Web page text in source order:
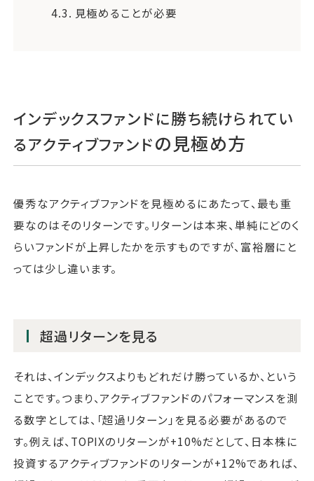
4.3. 見極めることが必要
インデックスファンドに勝ち続けられてい
るアクティブファンドの見極め方
優秀なアクティブファンドを見極めるにあたって、最も重
要なのはそのリターンです。リターンは本来、単純にどのく
らいファンドが上昇したかを示すものですが、富裕層にと
っては少し違います。
超過リターンを見る
それは、インデックスよりもどれだけ勝っているか、という
ことです。つまり、アクティブファンドのパフォーマンスを測
る数字としては、「超過リターン」を見る必要があるので
す。例えば、TOPIXのリターンが+10%だとして、日本株に
投資するアクティブファンドのリターンが+12%であれば、